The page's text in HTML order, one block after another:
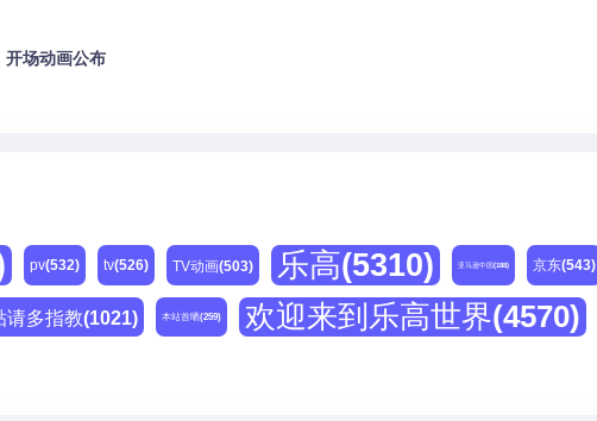
开场动画公布
pv(532) tv(526) TV动画(503) 乐高(5310) 亚马逊中国(188) 京东(543)
请多指教(1021) 本站首晒(259) 欢迎来到乐高世界(4570)